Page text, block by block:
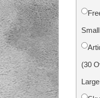
ảnh Dịch vụ phục hồi
trẻ
(30